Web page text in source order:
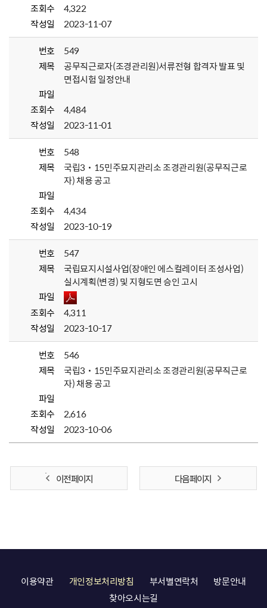
조회수
4,322
작성일
2023-11-07
번호
549
제목
공무직근로자(조경관리원)서류전형 합격자 발표 및
면접시험 일정안내
파일
조회수
4,484
작성일
2023-11-01
번호
548
제목
국립3˙15민주묘지관리소 조경관리원(공무직근로
자) 채용 공고
파일
조회수
4,434
작성일
2023-10-19
번호
547
제목
국립묘지시설사업(장애인 에스컬레이터 조성사업)
실시계획(변경) 및 지형도면 승인 고시
파일
조회수
4,311
작성일
2023-10-17
번호
546
제목
국립3˙15민주묘지관리소 조경관리원(공무직근로
자) 채용 공고
파일
조회수
2,616
작성일
2023-10-06
이전 페이지 다음 페이지
이용약관 개인정보처리방침 부서별연락처
방문안내
찾아오시는길